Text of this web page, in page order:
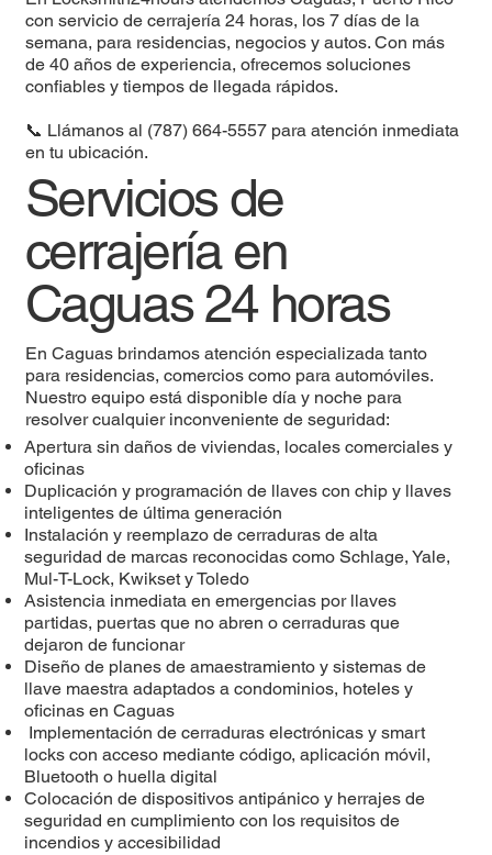
con servicio de cerrajería 24 horas, los 7 días de la
semana, para residencias, negocios y autos. Con más
de 40 años de experiencia, ofrecemos soluciones
confiables y tiempos de llegada rápidos.
📞 Llámanos al (787) 664-5557 para atención inmediata
en tu ubicación.
Servicios de
cerrajería en
Caguas 24 horas
En Caguas brindamos atención especializada tanto
para residencias, comercios como para automóviles.
Nuestro equipo está disponible día y noche para
resolver cualquier inconveniente de seguridad:
Apertura sin daños de viviendas, locales comerciales y
oficinas
Duplicación y programación de llaves con chip y llaves
inteligentes de última generación
Instalación y reemplazo de cerraduras de alta
seguridad de marcas reconocidas como Schlage, Yale,
Mul-T-Lock, Kwikset y Toledo
Asistencia inmediata en emergencias por llaves
partidas, puertas que no abren o cerraduras que
dejaron de funcionar
Diseño de planes de amaestramiento y sistemas de
llave maestra adaptados a condominios, hoteles y
oficinas en Caguas
Implementación de cerraduras electrónicas y smart
locks con acceso mediante código, aplicación móvil,
Bluetooth o huella digital
Colocación de dispositivos antipánico y herrajes de
seguridad en cumplimiento con los requisitos de
incendios y accesibilidad